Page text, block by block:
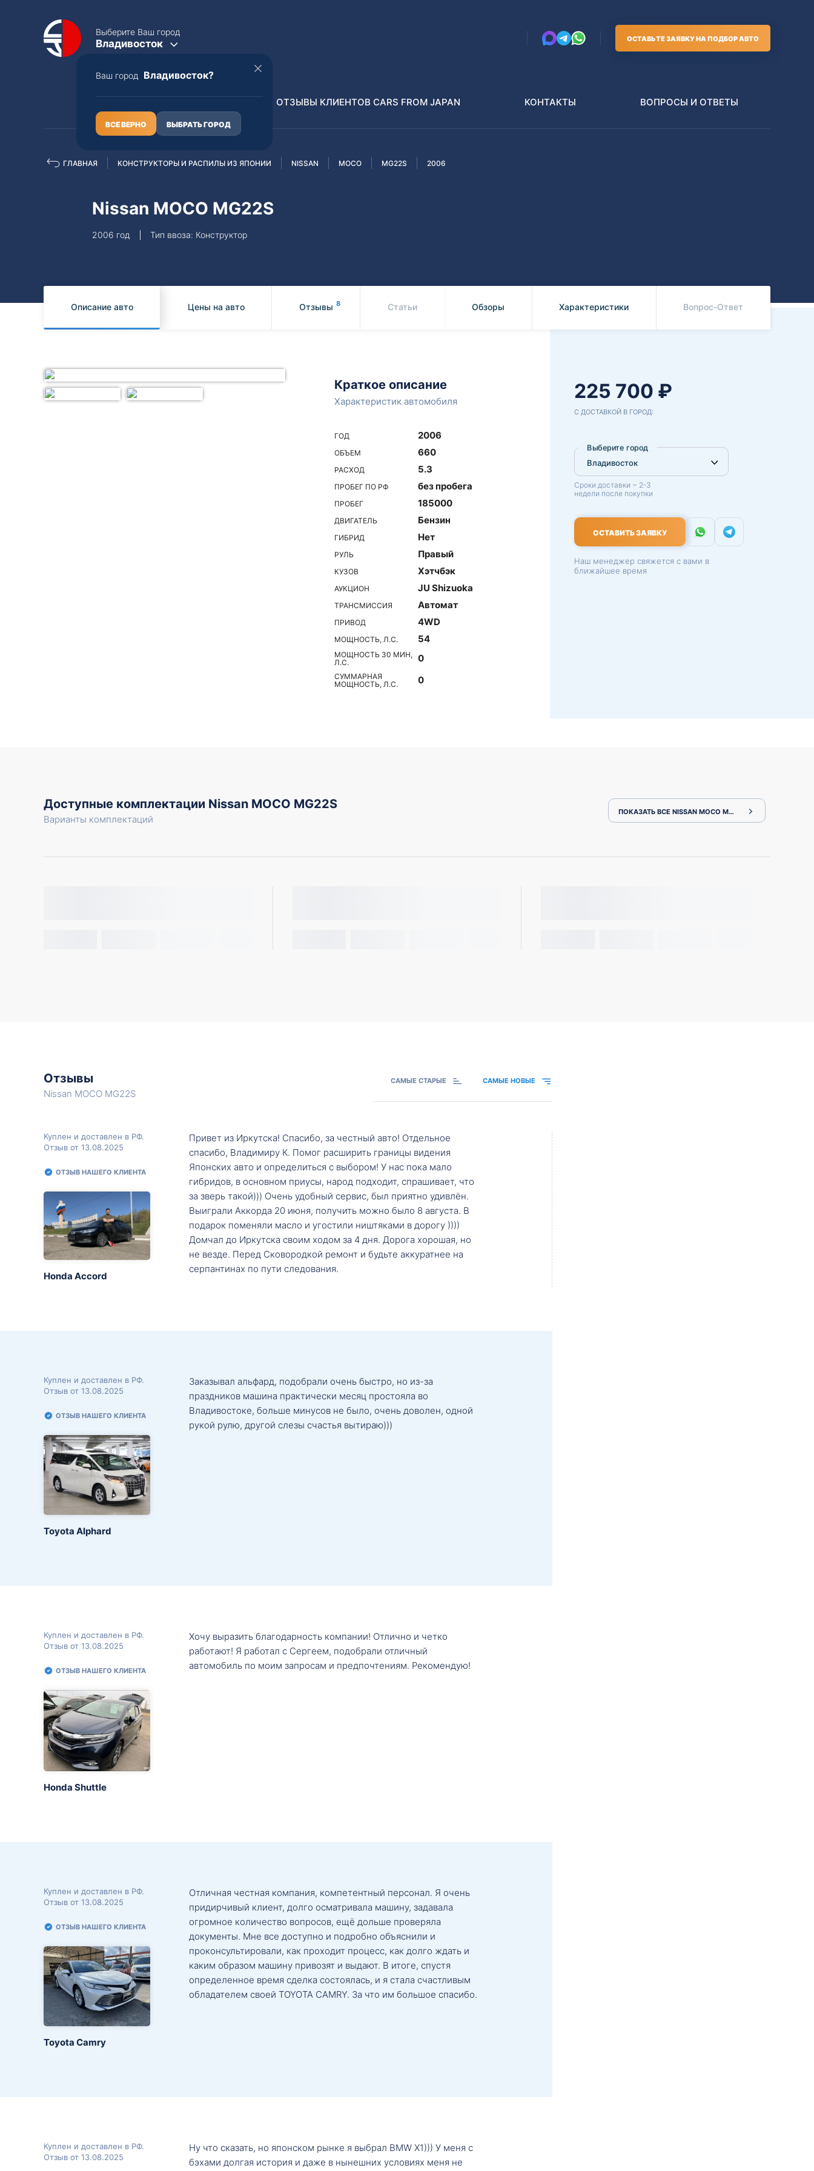
Выберите Ваш город
Владивосток
Ваш город Владивосток?
ВСЕ ВЕРНО ВЫБРАТЬ ГОРОД
ОСТАВЬТЕ ЗАЯВКУ НА ПОДБОР АВТО
Полная пошлина
Subaru
Распилы и конструкторы
ОТЗЫВЫ КЛИЕНТОВ CARS FROM JAPAN КОНТАКТЫ ВОПРОСЫ И ОТВЕТЫ
ГЛАВНАЯ КОНСТРУКТОРЫ И РАСПИЛЫ ИЗ ЯПОНИИ NISSAN MOCO MG22S 2006
Nissan MOCO MG22S
2006 год Тип ввоза: Конструктор
Описание авто Цены на авто Отзывы 8 Статьи Обзоры Характеристики Вопрос-Ответ
Краткое описание
Характеристик автомобиля
ГОД 2006
ОБЪЕМ 660
РАСХОД 5.3
ПРОБЕГ ПО РФ без пробега
ПРОБЕГ 185000
ДВИГАТЕЛЬ Бензин
ГИБРИД Нет
РУЛЬ Правый
КУЗОВ Хэтчбэк
АУКЦИОН JU Shizuoka
ТРАНСМИССИЯ Автомат
ПРИВОД 4WD
МОЩНОСТЬ, Л.С. 54
МОЩНОСТЬ 30 МИН,
Л.С.
0
СУММАРНАЯ
МОЩНОСТЬ, Л.С.
0
225 700 ₽
С ДОСТАВКОЙ В ГОРОД:
Выберите город
Сроки доставки ~ 2-3
недели после покупки
ОСТАВИТЬ ЗАЯВКУ
Наш менеджер свяжется с вами в
ближайшее время
Доступные комплектации Nissan MOCO MG22S
Варианты комплектаций
ПОКАЗАТЬ ВСЕ NISSAN MOCO MG22S
Отзывы
Nissan MOCO MG22S
САМЫЕ СТАРЫЕ САМЫЕ НОВЫЕ
Куплен и доставлен в РФ.
Отзыв от 13.08.2025
ОТЗЫВ НАШЕГО КЛИЕНТА
Honda Accord
Привет из Иркутска! Спасибо, за честный авто! Отдельное
спасибо, Владимиру К. Помог расширить границы видения
Японских авто и определиться с выбором! У нас пока мало
гибридов, в основном приусы, народ подходит, спрашивает, что
за зверь такой))) Очень удобный сервис, был приятно удивлён.
Выиграли Аккорда 20 июня, получить можно было 8 августа. В
подарок поменяли масло и угостили ништяками в дорогу ))))
Домчал до Иркутска своим ходом за 4 дня. Дорога хорошая, но
не везде. Перед Сковородкой ремонт и будьте аккуратнее на
серпантинах по пути следования.
Куплен и доставлен в РФ.
Отзыв от 13.08.2025
ОТЗЫВ НАШЕГО КЛИЕНТА
Toyota Alphard
Заказывал альфард, подобрали очень быстро, но из-за
праздников машина практически месяц простояла во
Владивостоке, больше минусов не было, очень доволен, одной
рукой рулю, другой слезы счастья вытираю)))
Куплен и доставлен в РФ.
Отзыв от 13.08.2025
ОТЗЫВ НАШЕГО КЛИЕНТА
Honda Shuttle
Хочу выразить благодарность компании! Отлично и четко
работают! Я работал с Сергеем, подобрали отличный
автомобиль по моим запросам и предпочтениям. Рекомендую!
Куплен и доставлен в РФ.
Отзыв от 13.08.2025
ОТЗЫВ НАШЕГО КЛИЕНТА
Toyota Camry
Отличная честная компания, компетентный персонал. Я очень
придирчивый клиент, долго осматривала машину, задавала
огромное количество вопросов, ещё дольше проверяла
документы. Мне все доступно и подробно объяснили и
проконсультировали, как проходит процесс, как долго ждать и
каким образом машину привозят и выдают. В итоге, спустя
определенное время сделка состоялась, и я стала счастливым
обладателем своей TOYOTA CAMRY. За что им большое спасибо.
Куплен и доставлен в РФ.
Отзыв от 13.08.2025
Ну что сказать, но японском рынке я выбрал BMW X1))) У меня с
бэхами долгая история и даже в нынешних условиях меня не